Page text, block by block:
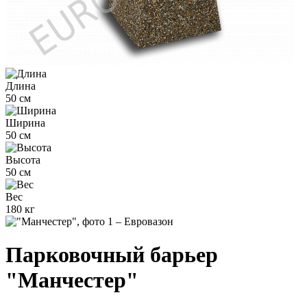
Длина
50 см
Ширина
50 см
Высота
50 см
Вес
180 кг
Парковочный барьер
"Манчестер"